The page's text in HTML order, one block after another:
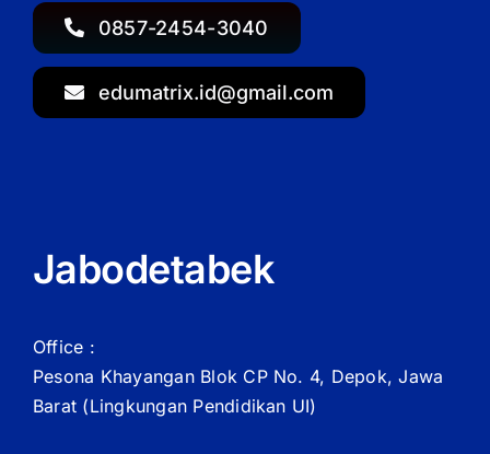
0857-2454-3040
edumatrix.id@gmail.com
Jabodetabek
Office :
Pesona Khayangan Blok CP No. 4, Depok, Jawa
Barat (Lingkungan Pendidikan UI)